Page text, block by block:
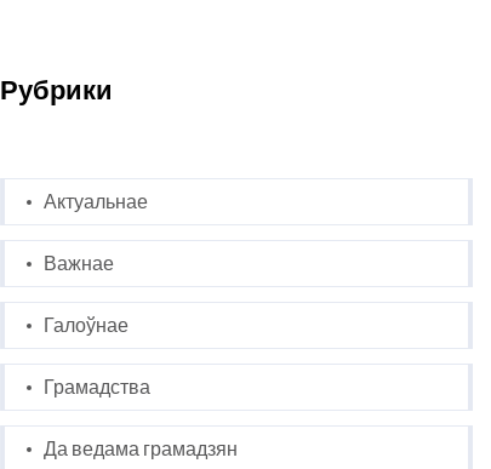
Рубрики
Актуальнае
Важнае
Галоўнае
Грамадства
Да ведама грамадзян